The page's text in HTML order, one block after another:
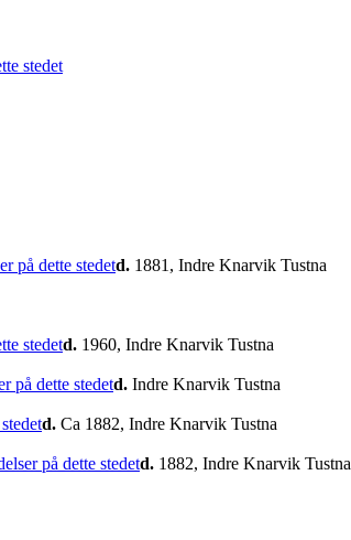
d. 1881, Indre Knarvik Tustna
d. 1960, Indre Knarvik Tustna
d. Indre Knarvik Tustna
d. Ca 1882, Indre Knarvik Tustna
d. 1882, Indre Knarvik Tustna